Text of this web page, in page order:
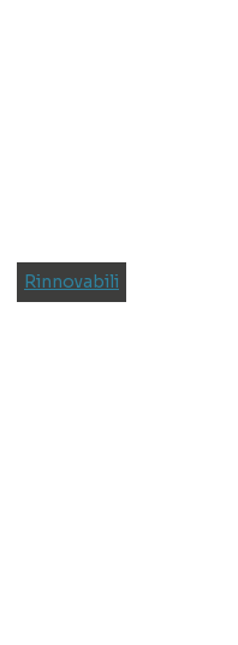
Rinnovabili